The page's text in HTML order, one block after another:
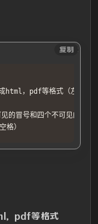
，pdf等格式（左侧有一
的冒号和四个不可见的空格
格）
复制
Text
，pdf等格式